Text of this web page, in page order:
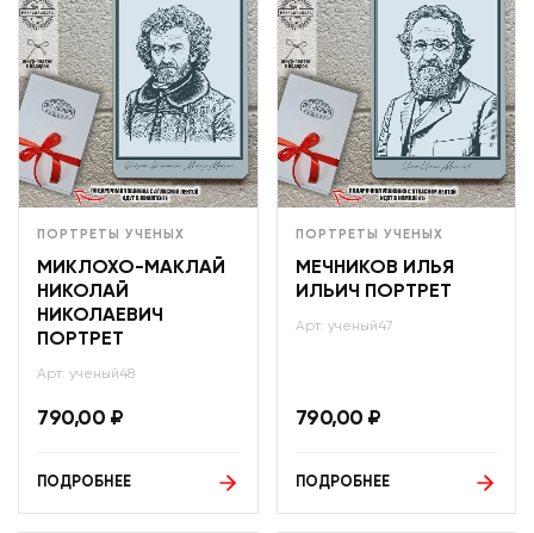
ПОРТРЕТЫ УЧЕНЫХ
МИКЛОХО-МАКЛАЙ
НИКОЛАЙ
НИКОЛАЕВИЧ
ПОРТРЕТ
Арт: ученый48
790,00 ₽
ПОДРОБНЕЕ
ПОРТРЕТЫ УЧЕНЫХ
МЕЧНИКОВ ИЛЬЯ
ИЛЬИЧ ПОРТРЕТ
Арт: ученый47
790,00 ₽
ПОДРОБНЕЕ